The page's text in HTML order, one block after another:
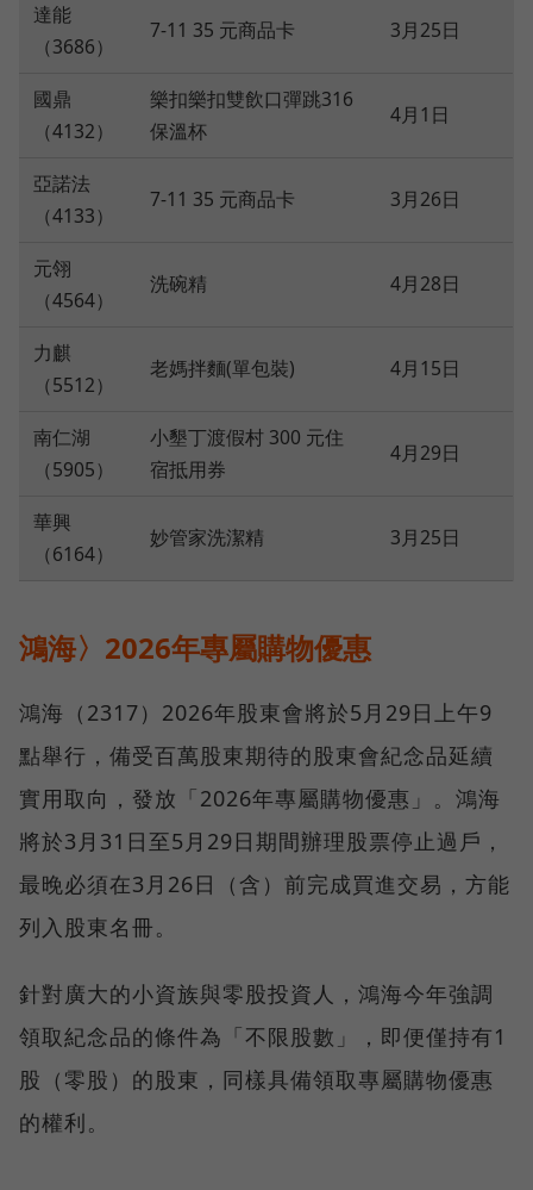
達能
（3686）
7-11 35 元商品卡 3月25日
國鼎
（4132）
樂扣樂扣雙飲口彈跳316
保溫杯
4月1日
亞諾法
（4133）
7-11 35 元商品卡 3月26日
元翎
（4564）
洗碗精 4月28日
力麒
（5512）
老媽拌麵(單包裝) 4月15日
南仁湖
（5905）
小墾丁渡假村 300 元住
宿抵用券
4月29日
華興
（6164）
妙管家洗潔精 3月25日
鴻海〉2026年專屬購物優惠
鴻海（2317）2026年股東會將於5月29日上午9
點舉行，備受百萬股東期待的股東會紀念品延續
實用取向，發放「2026年專屬購物優惠」。鴻海
將於3月31日至5月29日期間辦理股票停止過戶，
最晚必須在3月26日（含）前完成買進交易，方能
列入股東名冊。
針對廣大的小資族與零股投資人，鴻海今年強調
領取紀念品的條件為「不限股數」，即便僅持有1
股（零股）的股東，同樣具備領取專屬購物優惠
的權利。